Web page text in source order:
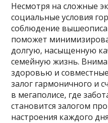
Несмотря на сложные
социальные условия
соблюдение
поможет
долгую, насыщенную
семейную жизнь.
здоровью и
залог гармоничного и
в мегаполисе, где
становится залогом
настроения каждого